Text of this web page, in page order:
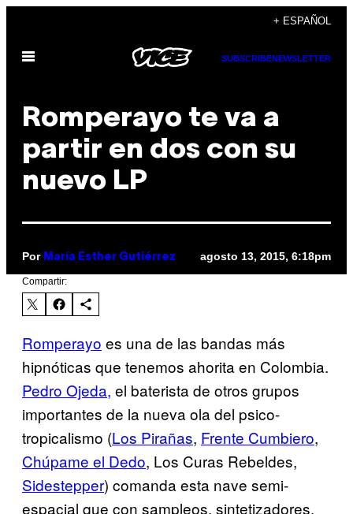
contenido
+ ESPAÑOL
Abrir
SUBSCRIBENEWSLETTER
Romperayo te va a
partir en dos con su
nuevo LP
Por María Esther Gutiérrez agosto 13, 2015, 6:18pm
Compartir:
Romperayo es una de las bandas más
hipnóticas que tenemos ahorita en Colombia.
Pedro Ojeda, el baterista de otros grupos
importantes de la nueva ola del psico-
tropicalismo (Los Pirañas, Frente Cumbiero,
Chúpame el Dedo, Los Curas Rebeldes,
Sidestepper) comanda esta nave semi-
espacial que con sampleos, sintetizadores,